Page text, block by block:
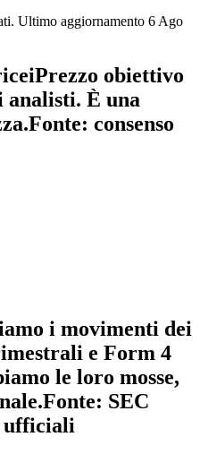
Ultimo aggiornamento 6 Ago
iPrezzo obiettivo
analisti. È una
Fonte: consenso
i movimenti dei
e Form 4
le loro mosse,
Fonte: SEC
ufficiali